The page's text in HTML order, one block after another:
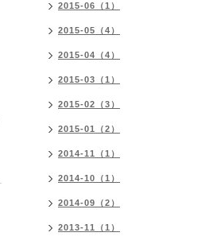
2015-06（1）
2015-05（4）
2015-04（4）
2015-03（1）
2015-02（3）
2015-01（2）
2014-11（1）
2014-10（1）
2014-09（2）
2013-11（1）